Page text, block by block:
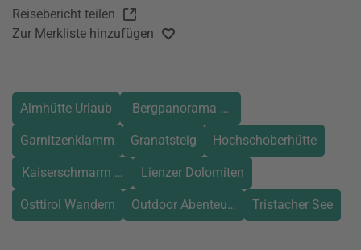
Reisebericht teilen
Zur Merkliste hinzufügen
Almhütte Urlaub Bergpanorama Österreich
Garnitzenklamm Granatsteig Hochschoberhütte
Kaiserschmarrn GenussLienzer Dolomiten
Osttirol Wandern Outdoor Abenteuer Tristacher See